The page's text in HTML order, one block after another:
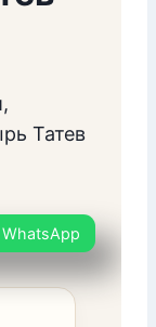
Татев